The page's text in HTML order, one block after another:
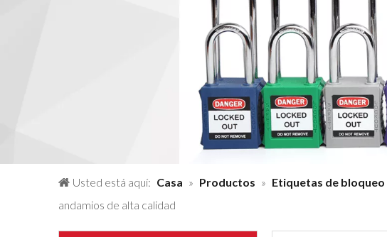
Usted está aquí: Casa » Productos » Etiquetas de
andamios de alta calidad